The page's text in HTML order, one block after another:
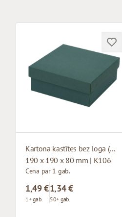
Kartona kastītes bez loga (mikrogofras)
190 x 190 x 80 mm | K106
Cena par 1 gab.
1,49 €
1+ gab.
1,34 €
50+ gab.